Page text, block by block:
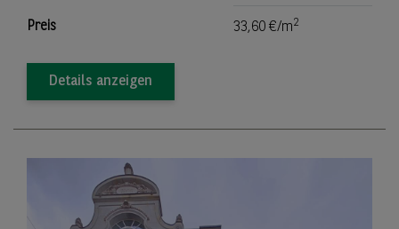
Preis 33,60 €/m2
Details anzeigen